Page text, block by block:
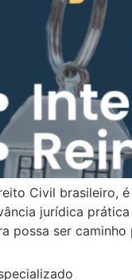
Civil brasileiro,
jurídica
possa ser